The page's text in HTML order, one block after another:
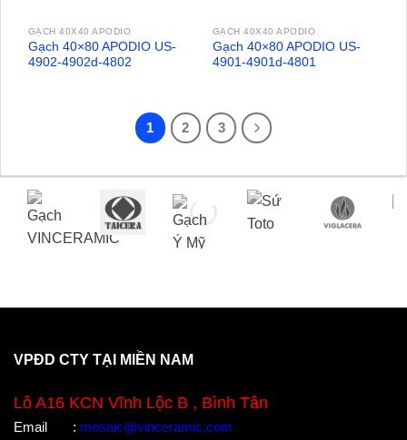
GẠCH 40X40 APODIO
Gạch 40×80 APODIO US-
4902-4902d-4802
GẠCH 40X40 APODIO
Gạch 40×80 APODIO US-
4901-4901d-4801
1 2 3
VPĐD CTY TẠI MIỀN NAM
Lô A16 KCN Vĩnh Lộc B , Bình Tân
Email : mosaic@vinceramic.com